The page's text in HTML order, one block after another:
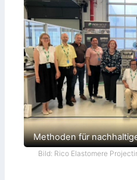
Methoden für
Bild: Rico Elastomere